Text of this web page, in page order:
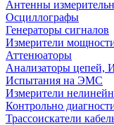
Антенны
Осциллографы
Генераторы сигналов
Измерители
Аттенюаторы
Анализаторы цепей,
Испытания на ЭМС
Измерители
Контрольно
Трассоискатели